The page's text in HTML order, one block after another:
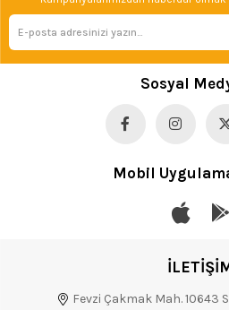
Sosyal
Mobil
Fevzi Çakmak Mah. 10643